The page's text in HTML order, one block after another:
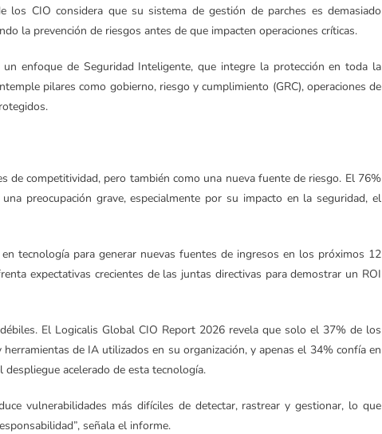
CIO considera que su sistema de gestión de parches es demasiado
la prevención de riesgos antes de que impacten operaciones críticas.
un enfoque de Seguridad Inteligente, que integre la protección en toda la
pilares como gobierno, riesgo y cumplimiento (GRC), operaciones de
de competitividad, pero también como una nueva fuente de riesgo. El 76%
preocupación grave, especialmente por su impacto en la seguridad, el
tecnología para generar nuevas fuentes de ingresos en los próximos 12
expectativas crecientes de las juntas directivas para demostrar un ROI
El Logicalis Global CIO Report 2026 revela que solo el 37% de los
de IA utilizados en su organización, y apenas el 34% confía en
acelerado de esta tecnología.
vulnerabilidades más difíciles de detectar, rastrear y gestionar, lo que
señala el informe.